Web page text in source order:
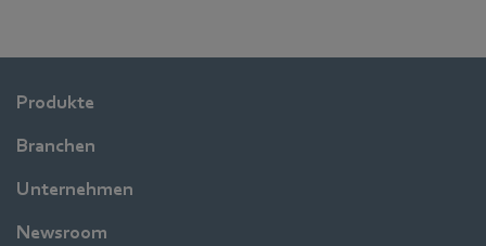
Produkte
Branchen
Unternehmen
Newsroom